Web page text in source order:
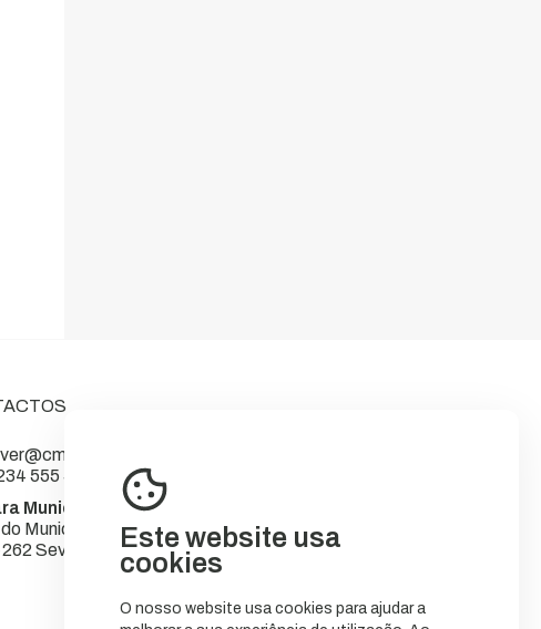
Este website usa
cookies
O nosso website usa cookies para ajudar a
sever.pt
555 566
Municipal de Sever do Vouga
Município
Sever do Vouga